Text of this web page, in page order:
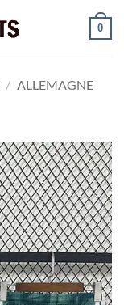
0
/ ALLEMAGNE